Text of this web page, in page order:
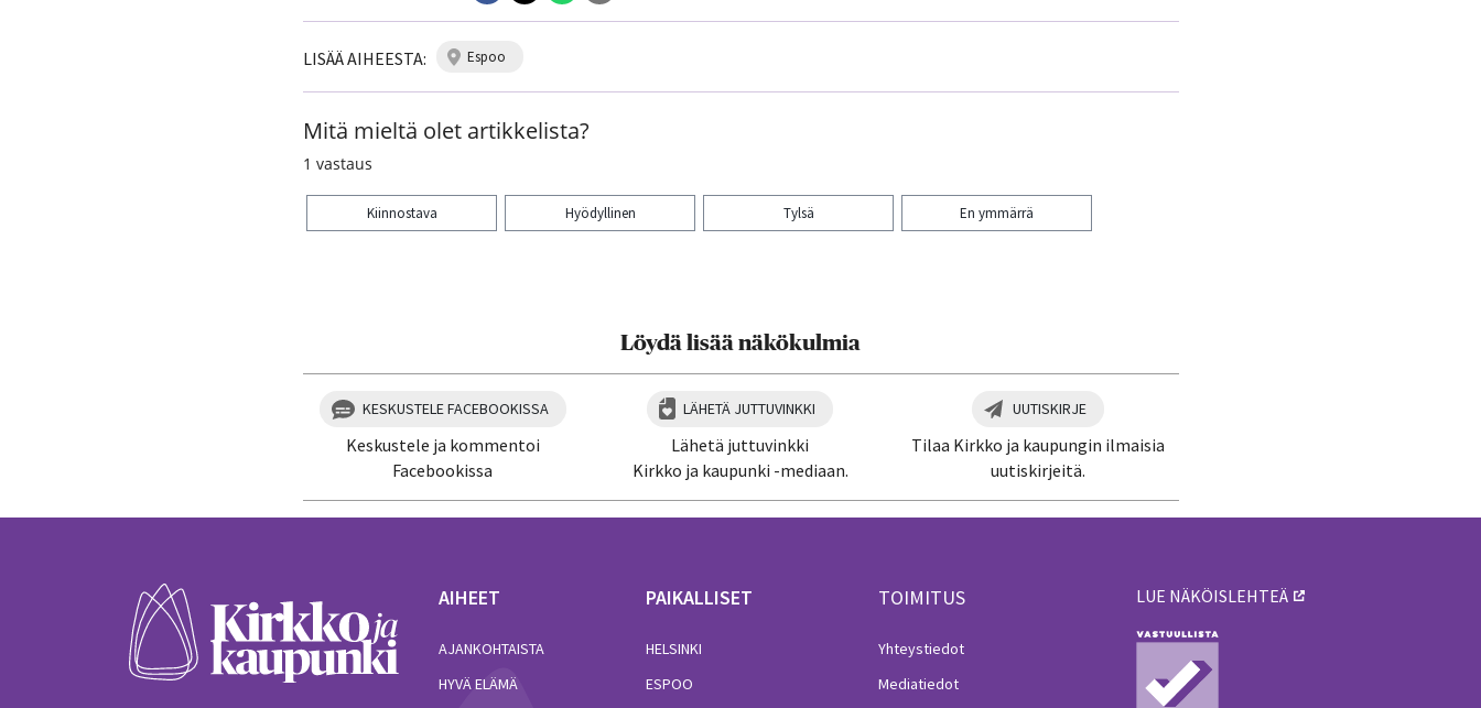
LISÄÄ AIHEESTA: espoo
Mitä mieltä olet artikkelista?
1 vastaus
Kiinnostava Hyödyllinen Tylsä En ymmärrä
Löydä lisää näkökulmia
KESKUSTELE FACEBOOKISSA
Keskustele ja kommentoi
Facebookissa
LÄHETÄ JUTTUVINKKI
Lähetä juttuvinkki
Kirkko ja kaupunki -mediaan.
UUTISKIRJE
Tilaa Kirkko ja kaupungin ilmaisia
uutiskirjeitä.
AIHEET
AJANKOHTAISTA
HYVÄ ELÄMÄ
PAIKALLISET
HELSINKI
ESPOO
TOIMITUS
Yhteystiedot
Mediatiedot
LUE NÄKÖISLEHTEÄ